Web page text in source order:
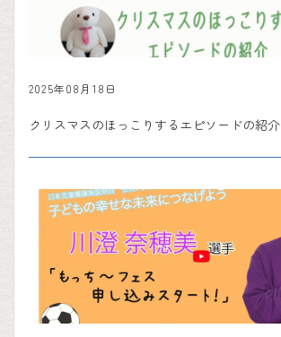
2025年08月18日
クリスマスのほっこりするエピソードの紹介